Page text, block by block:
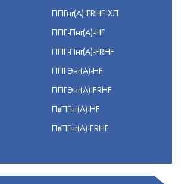
ППГнг(А)-FRHF-ХЛ
ППГ-Пнг(А)-HF
ППГ-Пнг(А)-FRHF
ППГЭнг(А)-HF
ППГЭнг(А)-FRHF
ПвПГнг(А)-HF
ПвПГнг(А)-FRHF